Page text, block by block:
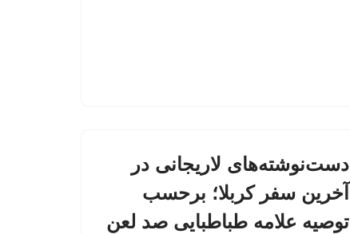
دست‌نوشته‌های لاریجانی در
آخرین سفر کربلا؛ برحسب
توصیه علامه طباطبایی صد لعن